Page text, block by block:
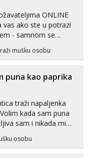
ONLINE
vas ako ste u potrazi
- samnom se
videopoziva, ili
radim i u paru i
uz slike i hot
sam pripremila ...
mušku osobu
puna kao paprika
traži napaljenka
kada sam puna
sam i nikada mi
i bilo gdje zato se
osobu